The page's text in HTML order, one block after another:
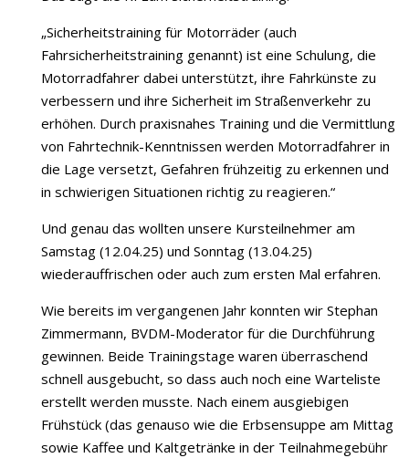
„Sicherheitstraining für Motorräder (auch
Fahrsicherheitstraining genannt) ist eine Schulung, die
Motorradfahrer dabei unterstützt, ihre Fahrkünste zu
verbessern und ihre Sicherheit im Straßenverkehr zu
erhöhen. Durch praxisnahes Training und die Vermittlung
von Fahrtechnik-Kenntnissen werden Motorradfahrer in
die Lage versetzt, Gefahren frühzeitig zu erkennen und
in schwierigen Situationen richtig zu reagieren.“
Und genau das wollten unsere Kursteilnehmer am
Samstag (12.04.25) und Sonntag (13.04.25)
wiederauffrischen oder auch zum ersten Mal erfahren.
Wie bereits im vergangenen Jahr konnten wir Stephan
Zimmermann, BVDM-Moderator für die Durchführung
gewinnen. Beide Trainingstage waren überraschend
schnell ausgebucht, so dass auch noch eine Warteliste
erstellt werden musste. Nach einem ausgiebigen
Frühstück (das genauso wie die Erbsensuppe am Mittag
sowie Kaffee und Kaltgetränke in der Teilnahmegebühr